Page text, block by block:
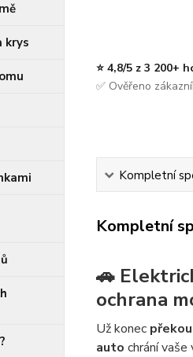
krys
⭐ 4,8/5 z 3 200+
✅ Ověřeno
Kompletní
Kompletní
🚗
ochrana
Už konec
auto chrání